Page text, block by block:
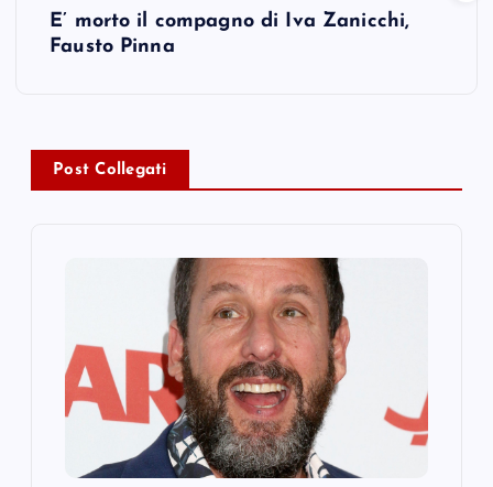
a
v
E’ morto il compagno di Iva Zanicchi,
Fausto Pinna
Post Collegati